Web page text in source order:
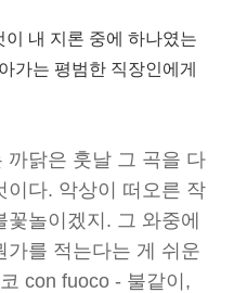
내 지론 중에 하나였는
가는 평범한 직장인에게
까닭은 훗날 그 곡을 다
이다. 악상이 떠오른 작
놀이겠지. 그 와중에
가를 적는다는 게 쉬운
con fuoco - 불같이,